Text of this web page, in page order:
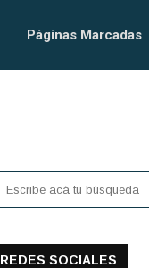
Páginas Marcadas
REDES SOCIALES